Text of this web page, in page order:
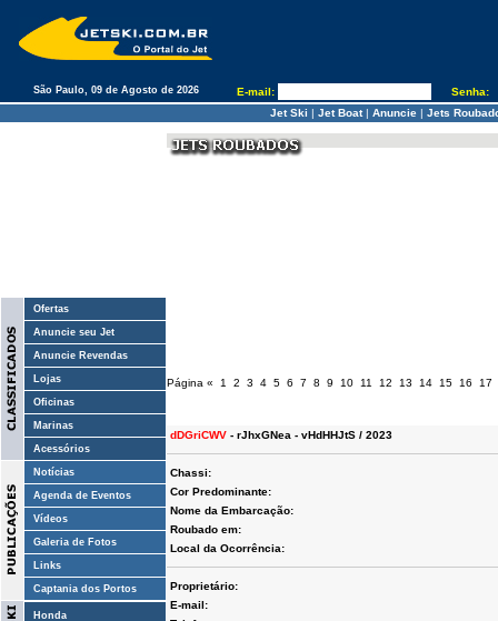
São Paulo, 09 de Agosto de 2026 E-mail:
Senha:
Jet Ski | Jet Boat| Anuncie| Jets
Ofertas
Anuncie seu Jet
Anuncie Revendas
Lojas
Oficinas
Marinas
Acessórios
Notícias
Agenda de Eventos
Vídeos
Galeria de Fotos
Links
Captania dos Portos
Honda
Página « 1 2 3 4 5 6 7 8 9 10 11 12 13 14 15 16 17
dDGriCWV - rJhxGNea - vHdHHJtS / 2023
Chassi:
Cor Predominante:
Nome da Embarcação:
Roubado em:
Local da Ocorrência:
Proprietário:
E-mail: